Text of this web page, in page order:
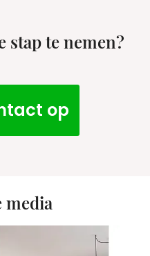
stap te nemen?
op
media